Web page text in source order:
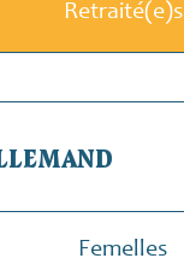
Retraité(e)s
Femelles